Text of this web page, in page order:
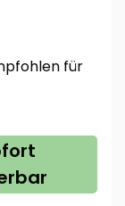
für